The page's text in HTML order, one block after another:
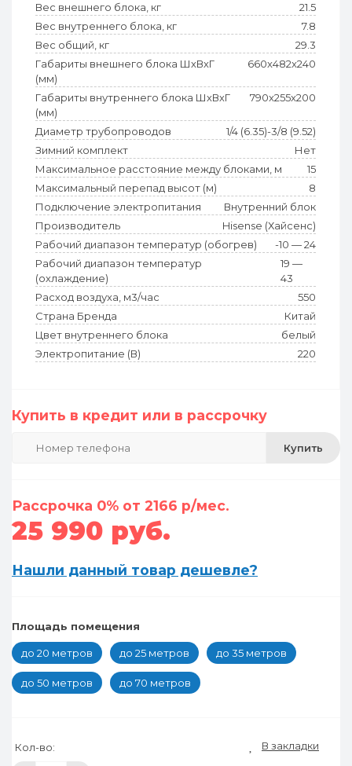
Вес внешнего блока, кг
21.5
Вес внутреннего блока, кг
7.8
Вес общий, кг
29.3
Габариты внешнего блока ШхВхГ
(мм)
660x482x240
Габариты внутреннего блока ШхВхГ
(мм)
790x255x200
Диаметр трубопроводов
1/4 (6.35)-3/8 (9.52)
Зимний комплект
Нет
Максимальное расстояние между блоками, м
15
Максимальный перепад высот (м)
8
Подключение электропитания
Внутренний блок
Производитель
Hisense (Хайсенс)
Рабочий диапазон температур (обогрев)
-10 — 24
Рабочий диапазон температур
(охлаждение)
19 —
43
Расход воздуха, м3/час
550
Страна Бренда
Китай
Цвет внутреннего блока
белый
Электропитание (В)
220
Купить в кредит или в рассрочку
Купить
Рассрочка 0% от 2166 р/мес.
25 990 руб.
Нашли данный товар дешевле?
Площадь помещения
до 20 метров до 25 метров до 35 метров
до 50 метров до 70 метров
Кол-во: В закладки